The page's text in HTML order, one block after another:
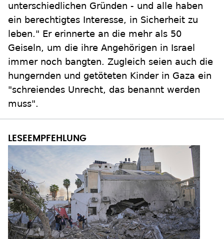
unterschiedlichen Gründen - und alle haben
ein berechtigtes Interesse, in Sicherheit zu
leben." Er erinnerte an die mehr als 50
Geiseln, um die ihre Angehörigen in Israel
immer noch bangten. Zugleich seien auch die
hungernden und getöteten Kinder in Gaza ein
"schreiendes Unrecht, das benannt werden
muss".